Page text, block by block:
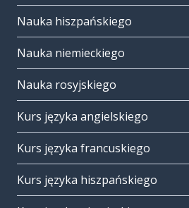
Nauka hiszpańskiego
Nauka niemieckiego
Nauka rosyjskiego
Kurs języka angielskiego
Kurs języka francuskiego
Kurs języka hiszpańskiego